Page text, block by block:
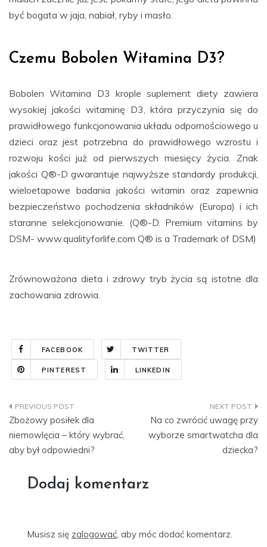
być bogata w jaja, nabiał, ryby i masło.
Czemu Bobolen Witamina D3?
Bobolen Witamina D3 krople suplement diety zawiera
wysokiej jakości witaminę D3, która przyczynia się do
prawidłowego funkcjonowania układu odpornościowego u
dzieci oraz jest potrzebna do prawidłowego wzrostu i
rozwoju kości już od pierwszych miesięcy życia. Znak
jakości Q®-D gwarantuje najwyższe standardy produkcji,
wieloetapowe badania jakości witamin oraz zapewnia
bezpieczeństwo pochodzenia składników (Europa) i ich
staranne selekcjonowanie. (Q®-D. Premium vitamins by
DSM- www.qualityforlife.com Q® is a Trademark of DSM)
Zrównoważona dieta i zdrowy tryb życia są istotne dla
zachowania zdrowia.
FACEBOOK TWITTER
PINTEREST LINKEDIN
Nawigacja
wpisu
Zbożowy posiłek dla
niemowlęcia – który wybrać,
aby był odpowiedni?
Na co zwrócić uwagę przy
wyborze smartwatcha dla
dziecka?
Dodaj komentarz
Musisz się zalogować , aby móc dodać komentarz.